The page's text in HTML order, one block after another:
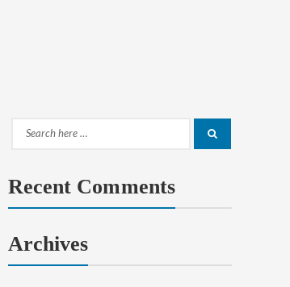
Search
Recent Comments
Archives